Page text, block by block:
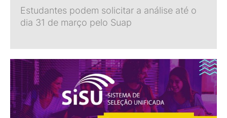
Estudantes podem solicitar a análise até o
dia 31 de março pelo Suap